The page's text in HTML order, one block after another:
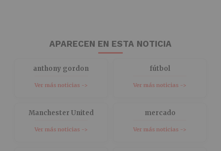
APARECEN EN ESTA NOTICIA
anthony gordon
Ver más noticias ->
fútbol
Ver más noticias ->
Manchester United
Ver más noticias ->
mercado
Ver más noticias ->